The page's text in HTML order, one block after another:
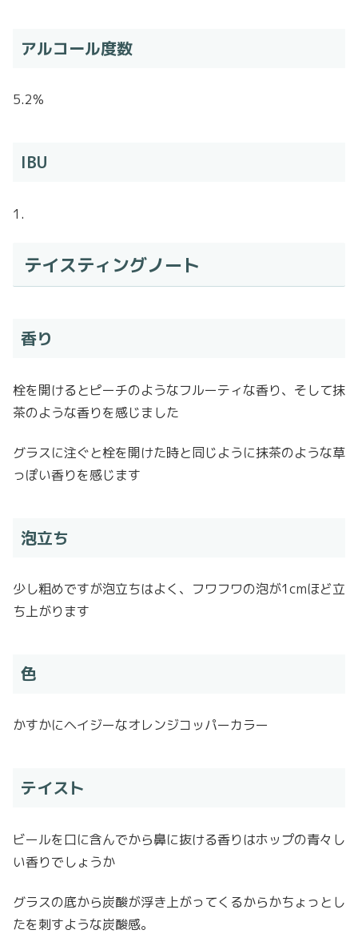
アルコール度数
5.2%
IBU
1.
テイスティングノート
香り
栓を開けるとピーチのようなフルーティな香り、そして抹
茶のような香りを感じました
グラスに注ぐと栓を開けた時と同じように抹茶のような草
っぽい香りを感じます
泡立ち
少し粗めですが泡立ちはよく、フワフワの泡が1cmほど立
ち上がります
色
かすかにヘイジーなオレンジコッパーカラー
テイスト
ビールを口に含んでから鼻に抜ける香りはホップの青々し
い香りでしょうか
グラスの底から炭酸が浮き上がってくるからかちょっとし
たを刺すような炭酸感。